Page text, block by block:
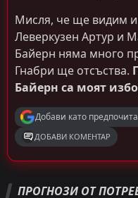
Мисля, че ще видим и
Леверкузен Артур и
Байерн няма много
Гнабри ще отсъства.
Байерн са моят
Добави като
ДОБАВИ КОМЕНТАР
PRO ТИПСТЪР
ПРОГНОЗИ ОТ